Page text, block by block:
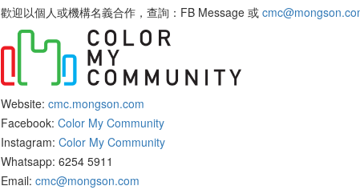
歡迎以個人或機構名義合作，查詢：FB Message 或
Website: cmc.mongson.com
Facebook: Color My Community
Instagram: Color My Community
Whatsapp: 6254 5911
Email: cmc@mongson.com